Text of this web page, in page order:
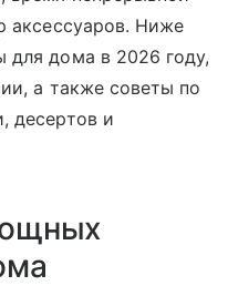
аксессуаров. Ниже
для дома в 2026 году,
а также советы по
десертов и